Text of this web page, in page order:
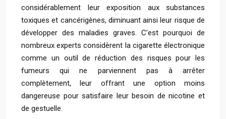
considérablement leur exposition aux substances
toxiques et cancérigènes, diminuant ainsi leur risque de
développer des maladies graves. C’est pourquoi de
nombreux experts considèrent la cigarette électronique
comme un outil de réduction des risques pour les
fumeurs qui ne parviennent pas à arrêter
complètement, leur offrant une option moins
dangereuse pour satisfaire leur besoin de nicotine et
de gestuelle.